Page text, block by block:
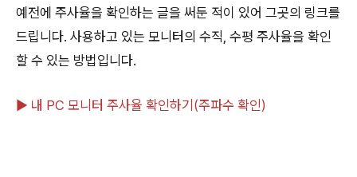
예전에 주사율을 확인하는 글을 써둔 적이 있어 그곳의 링크를
드립니다. 사용하고 있는 모니터의 수직, 수평 주사율을 확인
할 수 있는 방법입니다.
▶ 내 PC 모니터 주사율 확인하기(주파수 확인)